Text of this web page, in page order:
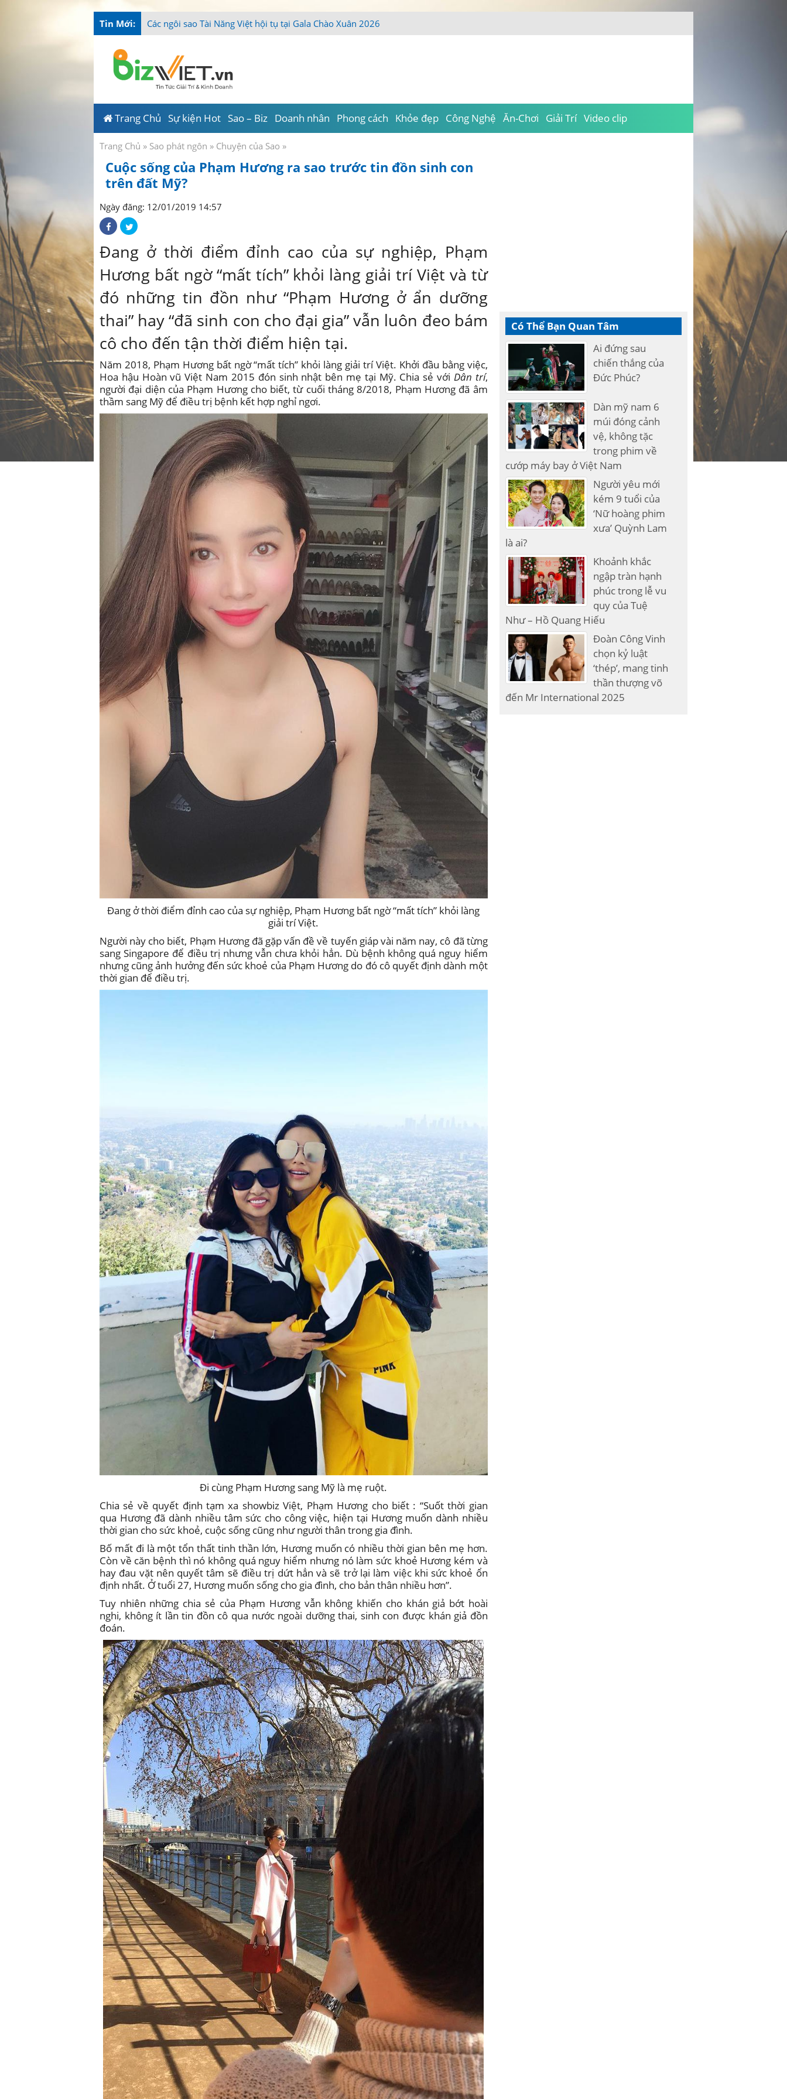
Tin Mới: Tài Năng_
Trang Chủ Sự kiện Hot Sao – Biz Doanh nhân Phong cách Khỏe đẹp Công Nghệ Ăn-Chơi Giải Trí Video clip
Trang Chủ » Sao phát ngôn » Chuyện của Sao »
Cuộc sống của Phạm Hương ra sao trước tin đồn sinh con
trên đất Mỹ?
Ngày đăng: 12/01/2019 14:57
Đang ở thời điểm đỉnh cao của sự nghiệp, Phạm
Hương bất ngờ “mất tích” khỏi làng giải trí Việt và từ
đó những tin đồn như “Phạm Hương ở ẩn dưỡng
thai” hay “đã sinh con cho đại gia” vẫn luôn đeo bám
cô cho đến tận thời điểm hiện tại.
Năm 2018, Phạm Hương bất ngờ “mất tích” khỏi làng giải trí Việt. Khởi đầu bằng việc,
Hoa hậu Hoàn vũ Việt Nam 2015 đón sinh nhật bên mẹ tại Mỹ. Chia sẻ với Dân trí,
người đại diện của Phạm Hương cho biết, từ cuối tháng 8/2018, Phạm Hương đã âm
thầm sang Mỹ để điều trị bệnh kết hợp nghỉ ngơi.
Đang ở thời điểm đỉnh cao của sự nghiệp, Phạm Hương bất ngờ “mất tích” khỏi làng
giải trí Việt.
Người này cho biết, Phạm Hương đã gặp vấn đề về tuyến giáp vài năm nay, cô đã từng
sang Singapore để điều trị nhưng vẫn chưa khỏi hẳn. Dù bệnh không quá nguy hiểm
nhưng cũng ảnh hưởng đến sức khoẻ của Phạm Hương do đó cô quyết định dành một
thời gian để điều trị.
Đi cùng Phạm Hương sang Mỹ là mẹ ruột.
Chia sẻ về quyết định tạm xa showbiz Việt, Phạm Hương cho biết : “Suốt thời gian
qua Hương đã dành nhiều tâm sức cho công việc, hiện tại Hương muốn dành nhiều
thời gian cho sức khoẻ, cuộc sống cũng như người thân trong gia đình.
Bố mất đi là một tổn thất tinh thần lớn, Hương muốn có nhiều thời gian bên mẹ hơn.
Còn về căn bệnh thì nó không quá nguy hiểm nhưng nó làm sức khoẻ Hương kém và
hay đau vặt nên quyết tâm sẽ điều trị dứt hẳn và sẽ trở lại làm việc khi sức khoẻ ổn
định nhất. Ở tuổi 27, Hương muốn sống cho gia đình, cho bản thân nhiều hơn”.
Tuy nhiên những chia sẻ của Phạm Hương vẫn không khiến cho khán giả bớt hoài
nghi, không ít lần tin đồn cô qua nước ngoài dưỡng thai, sinh con được khán giả đồn
đoán.
Có Thể Bạn Quan Tâm
Ai đứng sau
chiến thắng của
Đức Phúc?
Dàn mỹ nam 6
múi đóng cảnh
vệ, không tặc
trong phim về
cướp máy bay ở Việt Nam
Người yêu mới
kém 9 tuổi của
‘Nữ hoàng phim
xưa’ Quỳnh Lam
là ai?
Khoảnh khắc
ngập tràn hạnh
phúc trong lễ vu
quy của Tuệ
Như – Hồ Quang Hiếu
Đoàn Công Vinh
chọn kỷ luật
‘thép’, mang tinh
thần thượng võ
đến Mr International 2025